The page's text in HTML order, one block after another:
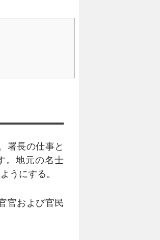
署長の仕事と
。地元の名士
うにする。
官および官民